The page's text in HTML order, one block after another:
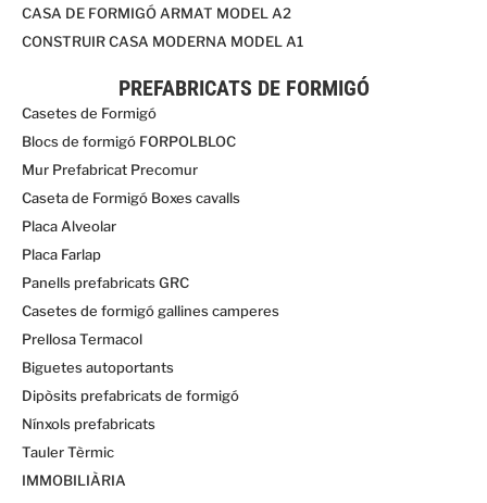
CASA DE FORMIGÓ ARMAT MODEL A2
CONSTRUIR CASA MODERNA MODEL A1
PREFABRICATS DE FORMIGÓ
Casetes de Formigó
Blocs de formigó FORPOLBLOC
Mur Prefabricat Precomur
Caseta de Formigó Boxes cavalls
Placa Alveolar
Placa Farlap
Panells prefabricats GRC
Casetes de formigó gallines camperes
Prellosa Termacol
Biguetes autoportants
Dipòsits prefabricats de formigó
Nínxols prefabricats
Tauler Tèrmic
IMMOBILIÀRIA